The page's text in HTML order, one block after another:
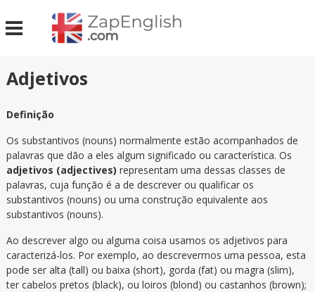
Adjetivos
Definição
Os substantivos (nouns) normalmente estão acompanhados de
palavras que dão a eles algum significado ou característica. Os
adjetivos (adjectives) representam uma dessas classes de
palavras, cuja função é a de descrever ou qualificar os
substantivos (nouns) ou uma construção equivalente aos
substantivos (nouns).
Ao descrever algo ou alguma coisa usamos os adjetivos para
caracterizá-los. Por exemplo, ao descrevermos uma pessoa, esta
pode ser alta (tall) ou baixa (short), gorda (fat) ou magra (slim),
ter cabelos pretos (black), ou loiros (blond) ou castanhos (brown);